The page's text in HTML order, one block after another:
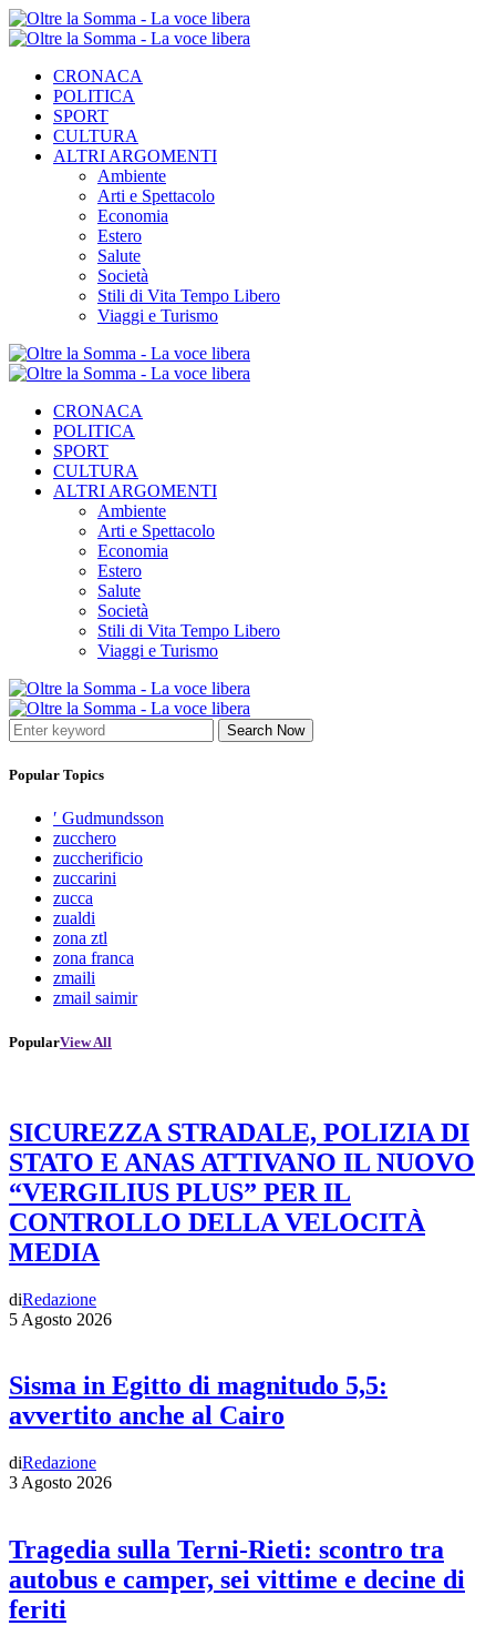
CRONACA
POLITICA
SPORT
CULTURA
ALTRI ARGOMENTI
Ambiente
Arti e Spettacolo
Economia
Estero
Salute
Società
Stili di Vita Tempo Libero
Viaggi e Turismo
CRONACA
POLITICA
SPORT
CULTURA
ALTRI ARGOMENTI
Ambiente
Arti e Spettacolo
Economia
Estero
Salute
Società
Stili di Vita Tempo Libero
Viaggi e Turismo
Search Now
Popular Topics
′ Gudmundsson
zucchero
zuccherificio
zuccarini
zucca
zualdi
zona ztl
zona franca
zmaili
zmail saimir
PopularView All
SICUREZZA STRADALE, POLIZIA DI
STATO E ANAS ATTIVANO IL NUOVO
“VERGILIUS PLUS” PER IL
CONTROLLO DELLA VELOCITÀ
MEDIA
diRedazione
5 Agosto 2026
Sisma in Egitto di magnitudo 5,5:
avvertito anche al Cairo
diRedazione
3 Agosto 2026
Tragedia sulla Terni-Rieti: scontro tra
autobus e camper, sei vittime e decine di
feriti